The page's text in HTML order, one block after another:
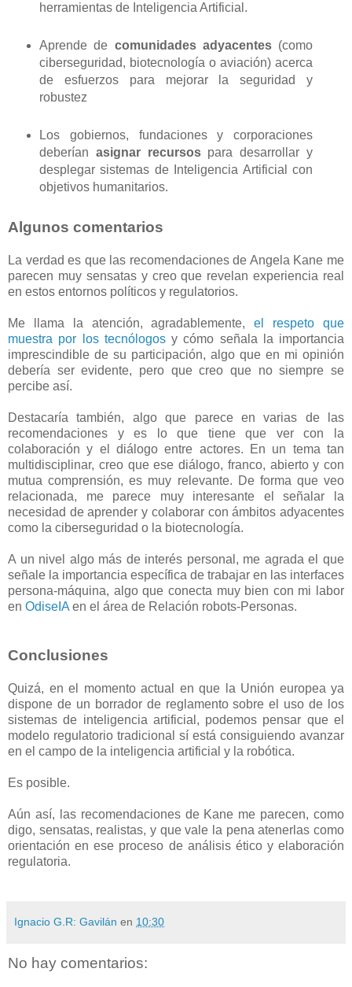
herramientas de Inteligencia Artificial.
Aprende de comunidades adyacentes(como
ciberseguridad, biotecnología o aviación) acerca
de esfuerzos para mejorar la seguridad y
robustez
Los gobiernos, fundaciones y corporaciones
deberían asignar recursospara desarrollar y
desplegar sistemas de Inteligencia Artificial con
objetivos humanitarios.
Algunos comentarios
La verdad es que las recomendaciones de Angela Kane me
parecen muy sensatas y creo que revelan experiencia real
en estos entornos políticos y regulatorios.
Me llama la atención, agradablemente,el respeto que
muestra por los tecnólogosy cómo señala la importancia
imprescindible de su participación, algo que en mi opinión
debería ser evidente, pero que creo que no siempre se
percibe así.
Destacaría también, algo que parece en varias de las
recomendaciones y es lo que tiene que ver con la
colaboración y el diálogo entre actores. En un tema tan
multidisciplinar, creo que ese diálogo, franco, abierto y con
mutua comprensión, es muy relevante. De forma que veo
relacionada, me parece muy interesante el señalar la
necesidad de aprender y colaborar con ámbitos adyacentes
como la ciberseguridad o la biotecnología.
A un nivel algo más de interés personal, me agrada el que
señale la importancia específica de trabajar en las interfaces
persona-máquina, algo que conecta muy bien con mi labor
en OdiseIA en el área de Relación robots-Personas.
Conclusiones
Quizá, en el momento actual en que la Unión europea ya
dispone de un borrador de reglamento sobre el uso de los
sistemas de inteligencia artificial, podemos pensar que el
modelo regulatorio tradicional sí está consiguiendo avanzar
en el campo de la inteligencia artificial y la robótica.
Es posible.
Aún así, las recomendaciones de Kane me parecen, como
digo, sensatas, realistas, y que vale la pena atenerlas como
orientación en ese proceso de análisis ético y elaboración
regulatoria.
Ignacio G.R: Gavilán en 10:30
No hay comentarios: